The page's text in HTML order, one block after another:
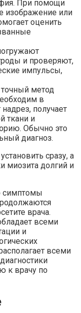
При помощи
изображение или
оценить
и проверяют,
импульсы,
метод
в
получает
ткани и
Обычно это
диагноз.
сразу, а
миозита долгий и
симптомы
врача.
всеми
и
всеми
к врачу по